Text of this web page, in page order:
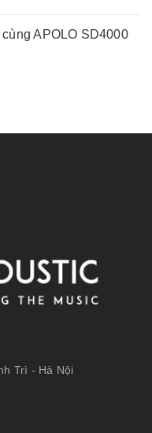
APOLO SD4000
Trì - Hà Nội